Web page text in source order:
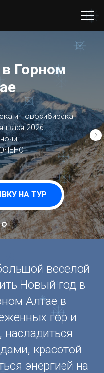
Горном
и Новосибирска
2026
НА ТУР
веселой
Новый год в
Алтае в
гор и
красотой
энергией на